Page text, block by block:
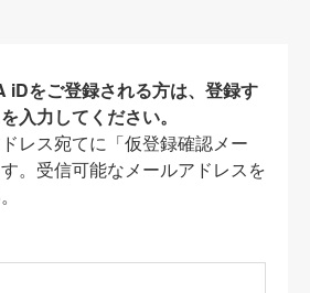
iDをご登録される方は、登録す
入力してください。
レス宛てに「仮登録確認メー
。受信可能なメールアドレスを